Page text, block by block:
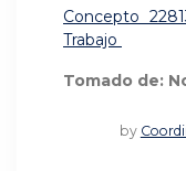
Concepto
Trabajo
Tomado de:
by